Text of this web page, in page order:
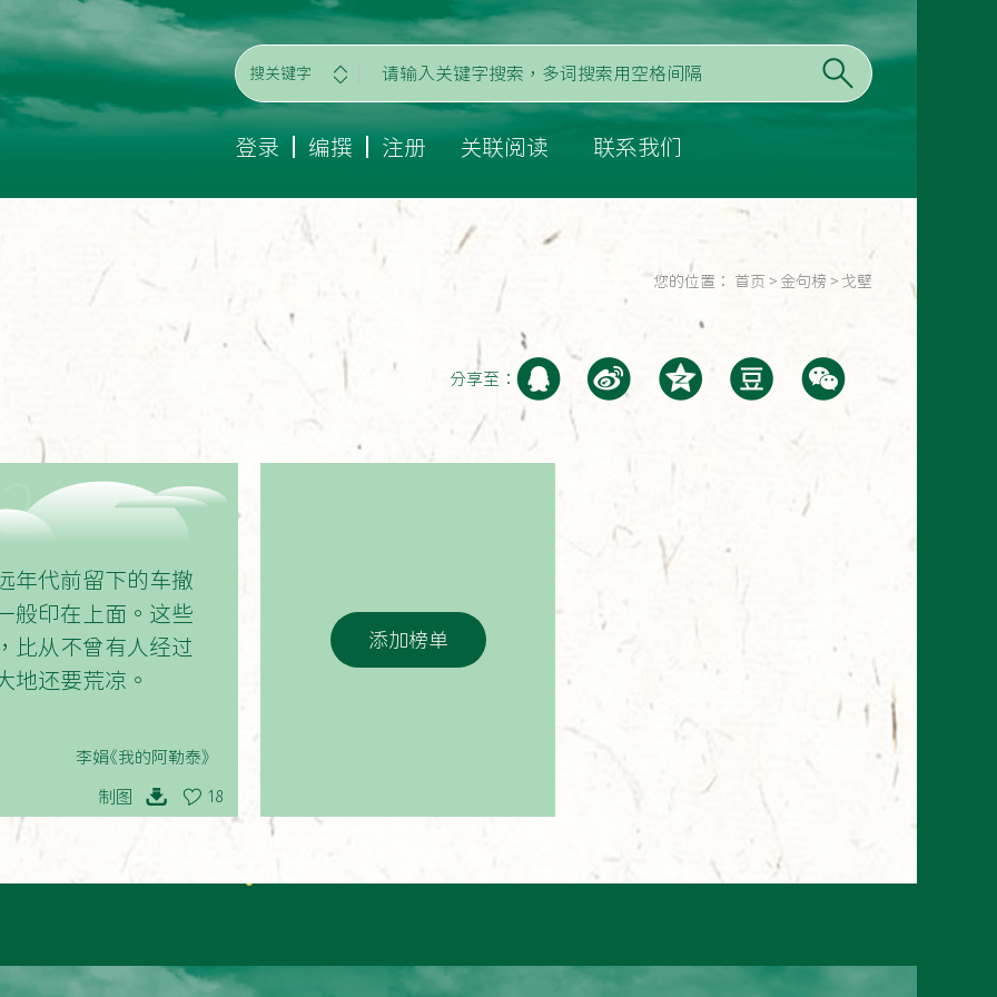
搜关键字
登录 编撰 注册 关联阅读 联系我们
您的位置： 首页 > 金句榜 > 戈壁
分享至：
年代前留下的车撤
般印在上面。这些
比从不曾有人经过
地还要荒凉。
李娟《我的阿勒泰》
制图 18
添加榜单